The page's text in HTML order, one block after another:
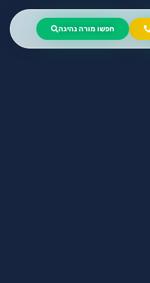
חפשו מורה נהיגה